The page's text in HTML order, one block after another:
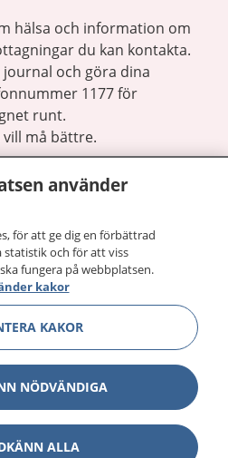
hälsa och information om
du kan kontakta.
och göra dina
1177 för
runt.
må bättre.
Visa
Visa
använder
för att ge dig en förbättrad
statistik och för att viss
fungera på webbplatsen.
kakor
KAKOR
NÖDVÄNDIGA
ALLA